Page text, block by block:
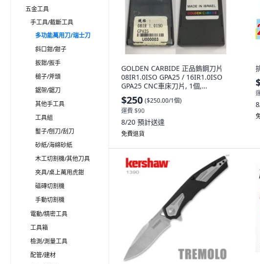
五金工具
手工具/截斷工具
多功能萬用刀/瑞士刀
斜口鉗/鉗子
扳鉗/扳手
槌子/斧頭
鋸架/鋸刀
其他手工具
工具組
鏨子/刨刀/刮刀
砂紙/海綿砂紙
木工切割機/其他刀具
夾具/桌上萬用虎鉗
磁磚切割機
手動切割機
電動/精密工具
工具箱
檢測/測量工具
配管/建材
GOLDEN CARBIDE 正品鎢鋼刀片
08IR1.0ISO GPA25 / 16IR1.0ISO
GPA25 CNC車床刀片, 1個,
$250 ($250.00/1個)
運費 $90
8/20 預計送達
免費退貨